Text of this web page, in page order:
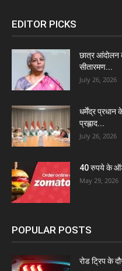
EDITOR PICKS
छात्र आंदोलन
सीतारमण...
July 26, 2026
धर्मेंद्र प्रधान
प्रह्लाद...
July 26, 2026
40 रुपये के
May 29, 2026
POPULAR POSTS
रोड ट्रिप के